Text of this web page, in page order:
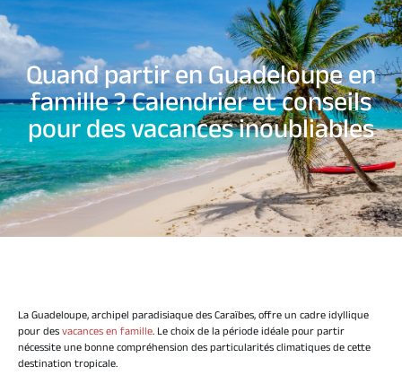
Quand partir en Guadeloupe en
famille ? Calendrier et conseils
pour des vacances inoubliables
La Guadeloupe, archipel paradisiaque des Caraïbes, offre un cadre idyllique
pour desvacances en famille. Le choix de la période idéale pour partir
nécessite une bonne compréhension des particularités climatiques de cette
destination tropicale.